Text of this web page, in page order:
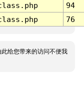
94
76
给您带来的访问不便我